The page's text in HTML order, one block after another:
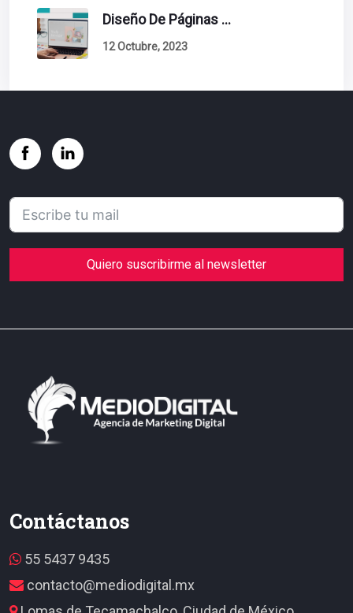
Diseño De Páginas Web. Esto Debe Tener Un Sitio Exitoso.
12 Octubre, 2023
Quiero suscribirme al newsletter
Contáctanos
55 5437 9435
contacto@mediodigital.mx